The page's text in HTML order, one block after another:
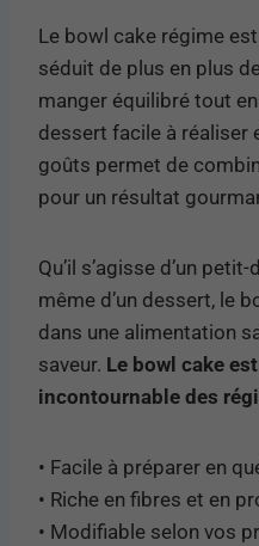
Le bowl cake régime
séduit de plus en plus
manger équilibré tout
dessert facile à réaliser
goûts permet de
pour un résultat
Qu’il s’agisse d’un
même d’un dessert, le
dans une alimentation
saveur. Le bowl cake
incontournable des
• Facile à préparer en
• Riche en fibres et en
• Modifiable selon vos